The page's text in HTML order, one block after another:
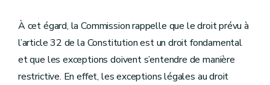
À cet égard, la Commission rappelle que le droit prévu à
l’article 32 de la Constitution est un droit fondamental
et que les exceptions doivent s’entendre de manière
restrictive. En effet, les exceptions légales au droit